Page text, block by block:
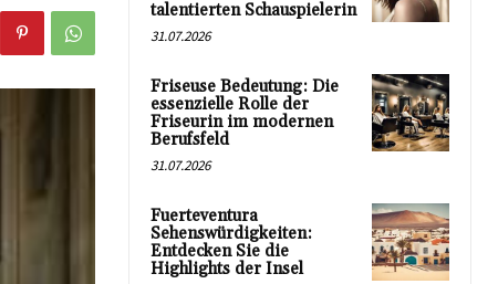
talentierten Schauspielerin
31.07.2026
Friseuse Bedeutung: Die
essenzielle Rolle der
Friseurin im modernen
Berufsfeld
31.07.2026
Fuerteventura
Sehenswürdigkeiten:
Entdecken Sie die
Highlights der Insel